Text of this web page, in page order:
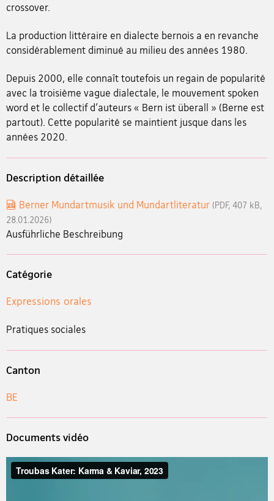
crossover.
La production littéraire en dialecte bernois a en revanche
considérablement diminué au milieu des années 1980.
Depuis 2000, elle connaît toutefois un regain de popularité
avec la troisième vague dialectale, le mouvement spoken
word et le collectif d'auteurs « Bern ist überall » (Berne est
partout). Cette popularité se maintient jusque dans les
années 2020.
Description détaillée
Berner Mundartmusik und Mundartliteratur (PDF, 407 kB,
28.01.2026)
Ausführliche Beschreibung
Catégorie
Expressions orales
Pratiques sociales
Canton
BE
Documents vidéo